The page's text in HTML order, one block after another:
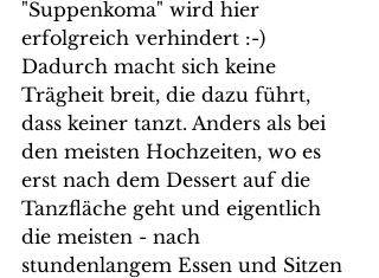
"Suppenkoma" wird hier
erfolgreich verhindert :-)
Dadurch macht sich keine
Trägheit breit, die dazu führt,
dass keiner tanzt. Anders als bei
den meisten Hochzeiten, wo es
erst nach dem Dessert auf die
Tanzfläche geht und eigentlich
die meisten - nach
stundenlangem Essen und Sitzen